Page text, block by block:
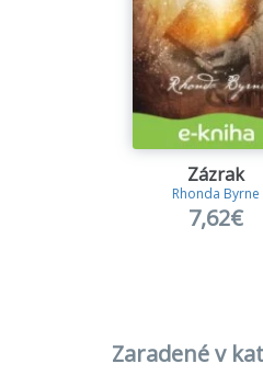
Zázrak
Rhonda Byrne
7,62€
Zaradené v